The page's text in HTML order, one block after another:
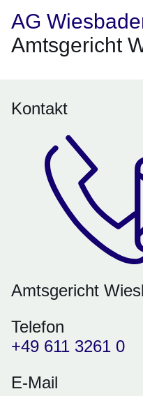
AG
Amtsgericht
Kontakt
Amtsgericht
Telefon
+49 611 3261 0
E-Mail